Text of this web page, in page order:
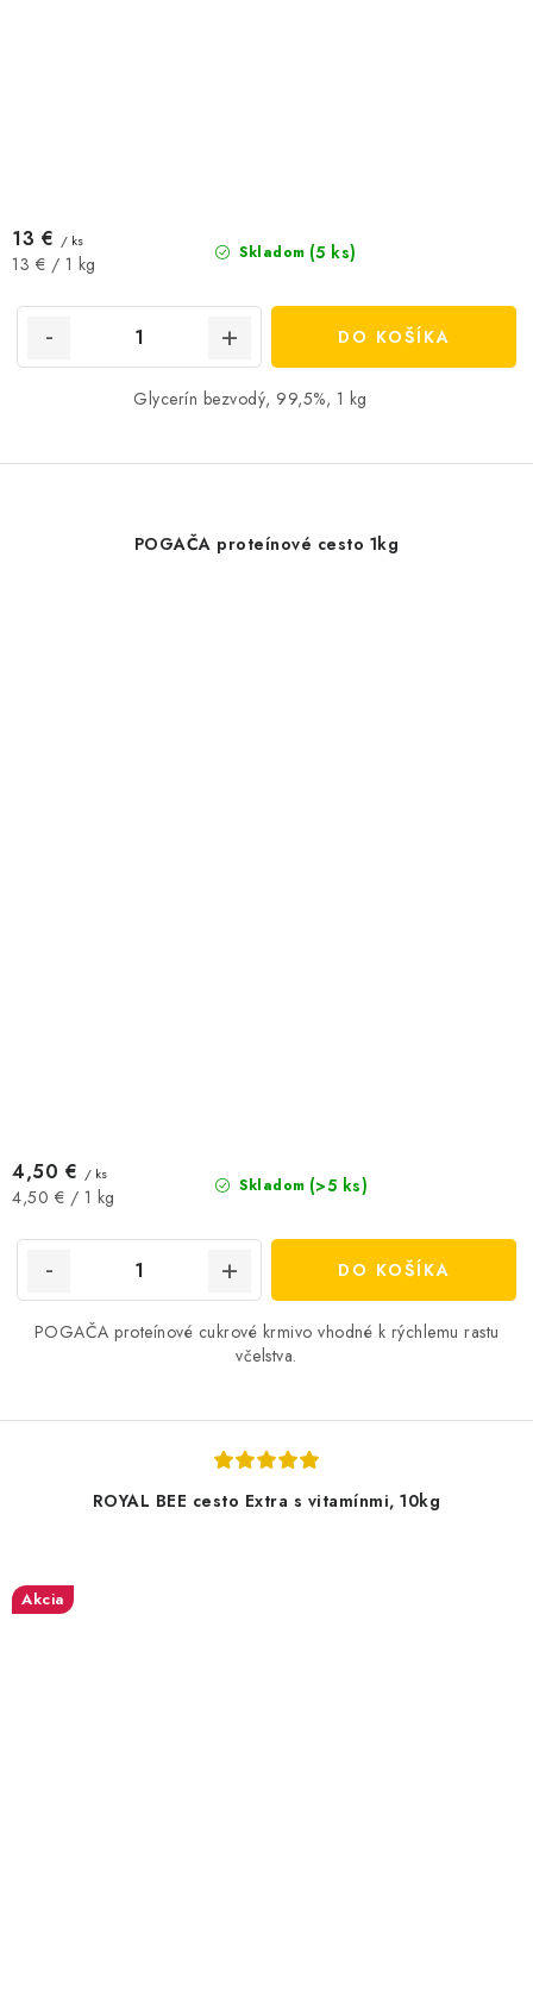
Skladom (5 ks)
13 € / ks
Jednotková
13 € / 1 kg
DO KOŠÍKA
Glycerín bezvodý, 99,5%, 1 kg
POGAČA proteínové cesto 1kg
Skladom (>5 ks)
4,50 € / ks
Jednotková
4,50 € / 1 kg
DO KOŠÍKA
POGAČA proteínové cukrové krmivo vhodné k rýchlemu rastu
včelstva.
ROYAL BEE cesto Extra s vitamínmi, 10kg
Akcia